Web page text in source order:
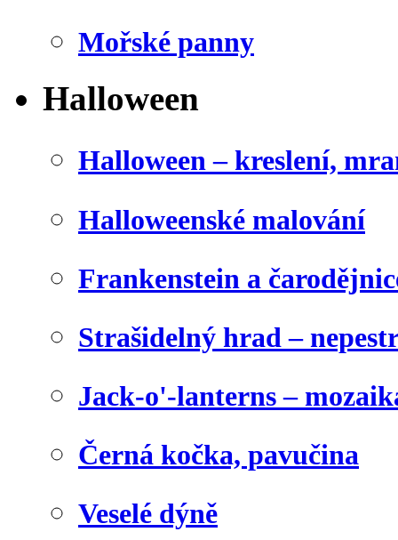
Mořské panny
Halloween
Halloween – kreslení,
Halloweenské malování
Frankenstein a
Strašidelný hrad –
Jack-o'-lanterns –
Černá kočka, pavučina
Veselé dýně